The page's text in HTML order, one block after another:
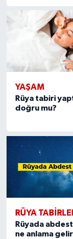
YAŞAM
Rüya tabiri
doğru mu?
RÜYA
Rüyada
ne anlama